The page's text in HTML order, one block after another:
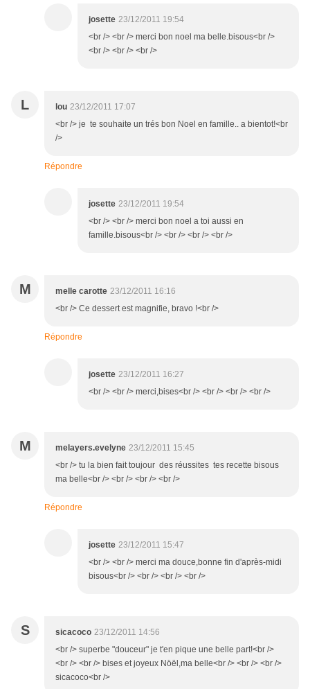
josette 23/12/2011 19:54
<br /> <br /> merci bon noel ma belle.bisous<br />
<br /> <br /> <br />
L lou 23/12/2011 17:07
<br /> je te souhaite un trés bon Noel en famille.. a bientot!<br
/>
Répondre
josette 23/12/2011 19:54
<br /> <br /> merci bon noel a toi aussi en
famille.bisous<br /> <br /> <br /> <br />
M melle carotte 23/12/2011 16:16
<br /> Ce dessert est magnifie, bravo !<br />
Répondre
josette 23/12/2011 16:27
<br /> <br /> merci,bises<br /> <br /> <br /> <br />
M melayers.evelyne 23/12/2011 15:45
<br /> tu la bien fait toujour des réussites tes recette bisous
ma belle<br /> <br /> <br /> <br />
Répondre
josette 23/12/2011 15:47
<br /> <br /> merci ma douce,bonne fin d'après-midi
bisous<br /> <br /> <br /> <br />
S sicacoco 23/12/2011 14:56
<br /> superbe "douceur" je t'en pique une belle part!<br />
<br /> <br /> bises et joyeux Nöël,ma belle<br /> <br /> <br />
sicacoco<br />